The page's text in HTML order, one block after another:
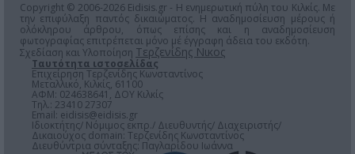
Copyright © 2006-2026 Eidisis.gr - Η ενημερωτική πύλη του Κιλκίς. Με
την επιφύλαξη παντός δικαιώματος. Η αναδημοσίευση μέρους ή
ολόκληρου άρθρου, όπως επίσης και η αναδημοσίευση
φωτογραφίας επιτρέπεται μόνο μέ έγγραφη άδεια του εκδότη.
Σχεδίαση και Υλοποίηση Τερζενίδης Νικος
Ταυτότητα ιστοσελίδας
Επιχείρηση Τερζενίδης Κωνσταντίνος
Μεταλλικό, Κιλκίς, 61100
ΑΦΜ: 024638641, ΔΟΥ Κιλκίς
Τηλ.: 23410 27307
Email: eidisis@eidisis.gr
Ιδιοκτήτης/ Νόμιμος εκπρ./ Διευθυντής/ Διαχειριστής/
Δικαιούχος domain: Τερζενίδης Κωνσταντίνος
Διευθύντρια σύνταξης: Παγλαρίδου Ιωάννα